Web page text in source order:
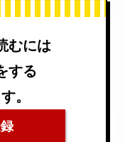
むには
する
。